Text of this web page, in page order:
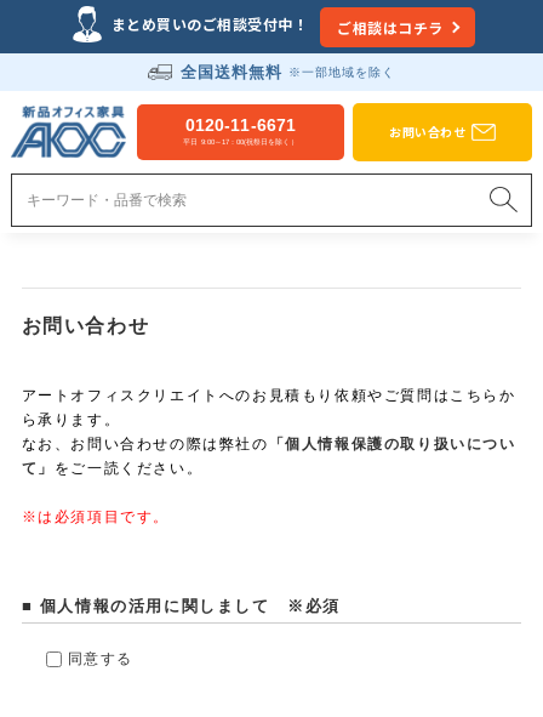
まとめ買いのご相談受付中！ ご相談はコチラ
全国送料無料 ※一部地域を除く
0120-11-6671
平日 9:00～17：00(祝祭日を除く）
お問い合わせ
お問い合わせ
アートオフィスクリエイトへのお見積もり依頼やご質問はこちらか
ら承ります。
なお、お問い合わせの際は弊社の
「個人情報保護の取り扱いについ
て」 をご一読ください。
※は必須項目です。
■ 個人情報の活用に関しまして ※必須
同意する